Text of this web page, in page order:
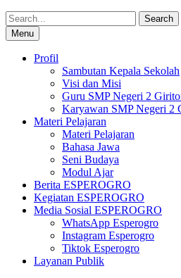
Search
for:Menu
Profil
Sambutan Kepala Sekolah
Visi dan Misi
Guru SMP Negeri 2
Karyawan SMP Negeri 2
Materi Pelajaran
Materi Pelajaran
Bahasa Jawa
Seni Budaya
Modul Ajar
Berita ESPEROGRO
Kegiatan ESPEROGRO
Media Sosial ESPEROGRO
WhatsApp Esperogro
Instagram Esperogro
Tiktok Esperogro
Layanan Publik